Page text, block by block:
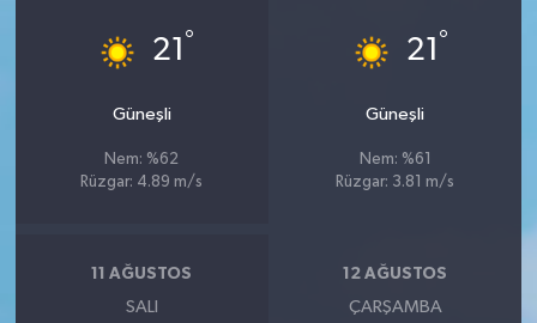
21 °
Güneşli
Nem: %62
Rüzgar: 4.89 m/s
21 °
Güneşli
Nem: %61
Rüzgar: 3.81 m/s
11 AĞUSTOS
SALI
12 AĞUSTOS
ÇARŞAMBA